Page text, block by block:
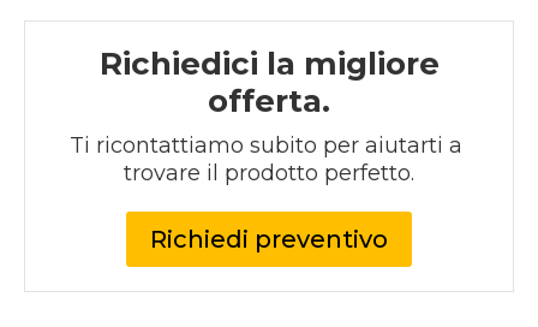
Richiedici la migliore
offerta.
Ti ricontattiamo subito per aiutarti a
trovare il prodotto perfetto.
Richiedi preventivo